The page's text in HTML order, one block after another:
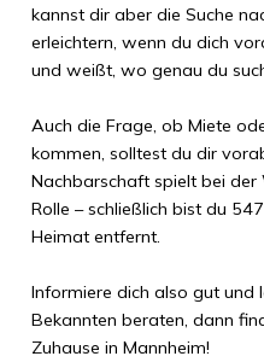
kannst dir aber die Suche
erleichtern, wenn du dich
und weißt, wo genau du
Auch die Frage, ob Miete
kommen, solltest du dir
Nachbarschaft spielt bei der
Rolle – schließlich bist du
Heimat entfernt.
Informiere dich also gut und
Bekannten beraten, dann
Zuhause in Mannheim!